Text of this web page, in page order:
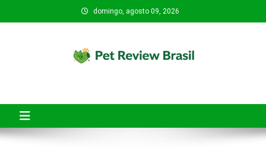
to
domingo, agosto 09, 2026